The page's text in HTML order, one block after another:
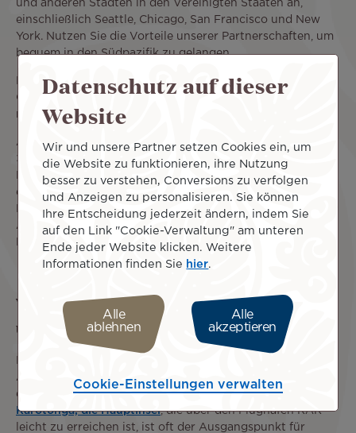
und anderen Städten in den Vereinigten Staaten an,
einschließlich Seattle, Chicago, San Francisco und New
York. Nutzen Sie die Vorteile unserer Partnerschaften, um
bequem in den Südpazifik zu gelangen.
Buchen Sie jetzt Ihren Hin- und Rückflug zu den
Cookinseln, um unsere aktuellen Angebote optimal zu
nutzen.
Auf den von Air Tahiti Nui durchgeführten Flügen (CDG-
>PPT oder LAX->PPT) sind im Ticketpreis der Bordservice,
Mahlzeiten und Getränke sowie ein Ihrer Reiseklasse
entsprechendes
enthalten. Die Flüge zwischen
Papeete und Rarotonga (PPT->RAR) oder Papeete und
Aitutaki (PPT->AIT) unterliegen den Bestimmungen der
Fluggesellschaften, die diese Strecken bedienen.
Was kann man auf den Cookinseln
unternehmen?
Assoziierung mit Neuseeland“. Sie sind ein ideales Ziel für
eine Reise, die Natur, Kultur und Entspannung kombiniert.
Rarotonga, die Hauptinsel, die über den Flughafen RAR
leicht zu erreichen ist, ist oft der Ausgangspunkt für
Datenschutz auf dieser
Website
Wir und unsere Partner setzen Cookies ein, um
die Website zu funktionieren, ihre Nutzung
besser zu verstehen, Conversions zu verfolgen
und Anzeigen zu personalisieren. Sie können
Ihre Entscheidung jederzeit ändern, indem Sie
auf den Link "Cookie-Verwaltung" am unteren
Ende jeder Website klicken. Weitere
Informationen finden Sie hier
Alle
ablehnen
Alle
akzeptieren
Cookie-Einstellungen verwalten